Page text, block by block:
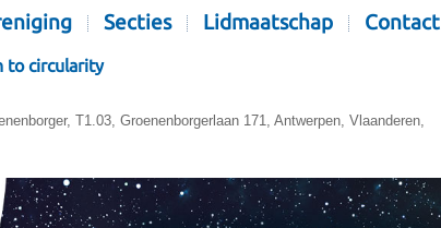
Secties Lidmaatschap Contact
to circularity
T1.03, Groenenborgerlaan 171, Antwerpen, Vlaanderen,